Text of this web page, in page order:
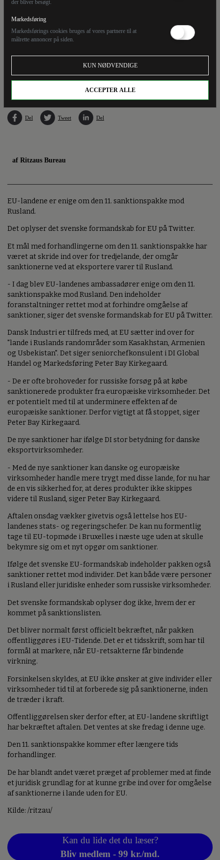
der bliver besøgt.
Markedsføring
Markedsførings cookies bruges af vores partnere til at
målrette annoncer på siden.
KUN NØDVENDIGE
ACCEPTER ALLE
EU's 11. sanktionspakke mod Rusland under et besøg i Ukraines hovedstad Kyiv.
Onsdag blev EU-landene enige om pakken (Arkivfoto).
Del Tweet Del
af Ritzaus Bureau
EU-landene er enige om den 11. sanktionspakke mod
Rusland.
Det oplyser det svenske formandskab for EU på Twitter.
Et mål med forhandlingerne om den 11. sanktionspakke har
været at skride ind over for tredjelande, der omgår
sanktionerne ved at eksportere varer til Rusland.
- I dag blev EU-landenes ambassadører enige om den 11.
sanktionspakke mod Rusland. Den indeholder
foranstaltninger rettet mod at forhindre omgåelse af
sanktioner, siger det svenske formandskab for EU på Twitter.
Dansk Industri er tilfreds med, at EU sætter ind over for
"lande i Ruslands randområder som Kasakhstan, Armenien
og Usbekistan". Det siger seniorchefkonsulent i DI Global
Handel og Markedsføring Peter Bay Kirkegaard.
- De er ofte brohoveder for russiske forsøg på at købe
sanktionerede produkter fra europæiske virksomheder. Det
er potentielt med til at underminere effekten af de
europæiske sanktioner. Derfor vigtigt at få stoppet, siger
Peter Bay Kirkegaard.
De nye sanktioner har ifølge DI stor betydning for danske
eksportvirksomheder.
- Med de nye sanktioner kan danske og europæiske
virksomheder handle mere trygt med disse lande, for nu har
de en vis sikkerhed for, at deres produkter ikke skippes
videre til Rusland, siger Peter Bay Kirkegaard.
Aftalen onsdag vækker givetvis også lettelse hos EU-
landenes stats- og regeringschefer. De kan nu formentlig
tage til EU-topmøde i Bruxelles i næste uge uden at skulle
bekymre sig om et nyt opgør om sanktioner.
Ifølge det svenske EU-formandskab indeholder pakken også
sanktioner rettet mod individer. Det kan både være personer
i Rusland eller juridiske enheder som russiske virksomheder.
Det svenske formandskab oplyser dog ikke, hvem der er
kommet på sanktionslisten.
Det bliver normalt først officielt bekræftet, når pakken
offentliggøres i EU-Tidende. Det er et tidsskrift, som har til
formål at markere, når EU-retsakterne får bindende
virkning.
Forsinkelsen skyldes, at EU ikke ønsker at give individer eller
virksomheder tid til at forberede sig på sanktionerne, inden
de træder i kraft.
Offentliggørelsen sker derfor efter, at EU-landene skriftligt
har bekræftet aftalen. Det ventes at ske fredag i denne uge.
Den 11. sanktionspakke kommer efter længere tids
forhandlinger.
De har blandt andet været præget af problemer med at finde
et juridisk grundlag for at kunne gribe ind over for omgåelse
af sanktionerne i lande uden for EU.
Kilde: /ritzau/
Kan du lide det du læser?
Bliv medlem - 99 kr./md.